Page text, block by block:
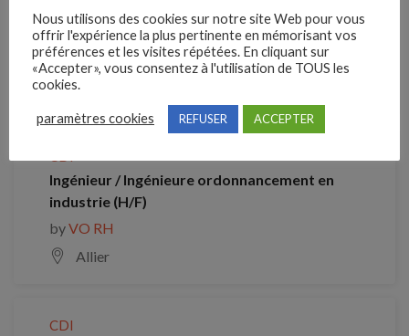
Coordinateur Flux/Ordonnancement Logistique
(H/F)
by VO RH
41200 Romorantin-Lanthenay
Ingénieur / Ingénieure ordonnancement en
industrie (H/F)
byVO RH
Allier
CDI
Nous utilisons des cookies sur notre site Web pour vous
offrir l'expérience la plus pertinente en mémorisant vos
préférences et les visites répétées. En cliquant sur
«Accepter», vous consentez à l'utilisation de TOUS les
cookies.
paramètres cookies REFUSER ACCEPTER